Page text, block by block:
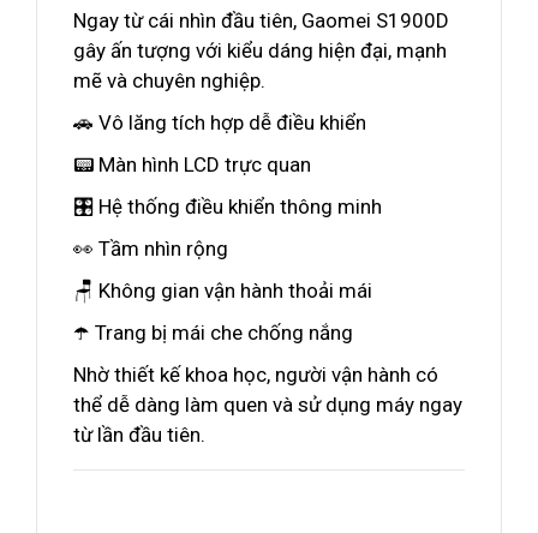
Ngay từ cái nhìn đầu tiên, Gaomei S1900D
gây ấn tượng với kiểu dáng hiện đại, mạnh
mẽ và chuyên nghiệp.
🚗 Vô lăng tích hợp dễ điều khiển
📟 Màn hình LCD trực quan
🎛️ Hệ thống điều khiển thông minh
👀 Tầm nhìn rộng
🪑 Không gian vận hành thoải mái
☂️ Trang bị mái che chống nắng
Nhờ thiết kế khoa học, người vận hành có
thể dễ dàng làm quen và sử dụng máy ngay
từ lần đầu tiên.